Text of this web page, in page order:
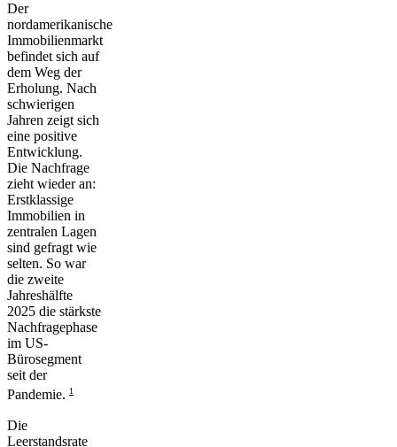
Der
nordamerikanische
Immobilienmarkt
befindet sich auf
dem Weg der
Erholung. Nach
schwierigen
Jahren zeigt sich
eine positive
Entwicklung.
Die Nachfrage
zieht wieder an:
Erstklassige
Immobilien in
zentralen Lagen
sind gefragt wie
selten. So war
die zweite
Jahreshälfte
2025 die stärkste
Nachfragephase
im US-
Bürosegment
seit der
Pandemie. 1
Die
Leerstandsrate